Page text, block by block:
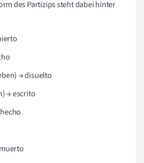
des Partizips steht dabei hinter
→ disuelto
→ escrito